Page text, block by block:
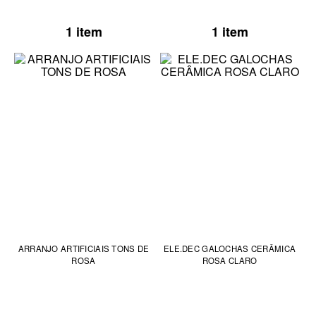
1 item 1 item
ARRANJO ARTIFICIAIS TONS DE
ROSA
ELE.DEC GALOCHAS CERÂMICA
ROSA CLARO